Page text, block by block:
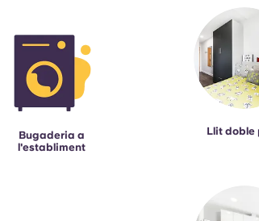
Bugaderia a
l'establiment
Llit doble